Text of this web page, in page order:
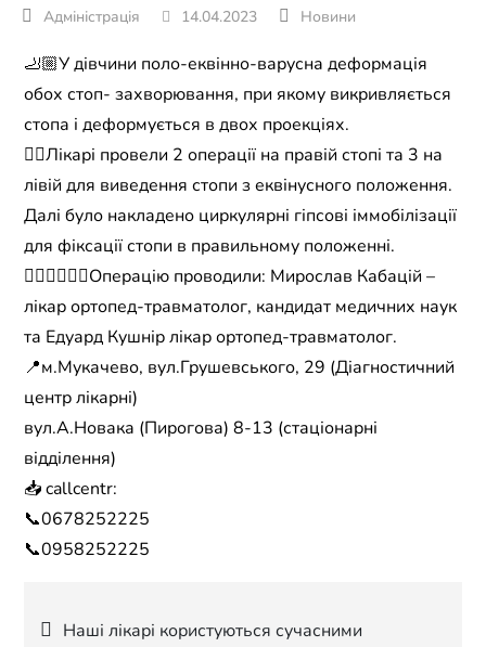
14.04.2023 Новини
🦶🏼У дівчини поло-еквінно-варусна деформація
обох стоп- захворювання, при якому викривляється
стопа і деформується в двох проекціях.
☝🏼Лікарі провели 2 операції на правій стопі та 3 на
лівій для виведення стопи з еквінусного положення.
Далі було накладено циркулярні гіпсові іммобілізації
для фіксації стопи в правильному положенні.
🧑🏻‍⚕️👨🏼‍⚕️Операцію проводили: Мирослав Кабацій –
лікар ортопед-травматолог, кандидат медичних наук
та Едуард Кушнір лікар ортопед-травматолог.
📍м.Мукачево, вул.Грушевського, 29 (Діагностичний
центр лікарні)
вул.А.Новака (Пирогова) 8-13 (стаціонарні
відділення)
📥 callcentr:
📞0678252225
📞0958252225
Навігація
Наші лікарі користуються сучасними